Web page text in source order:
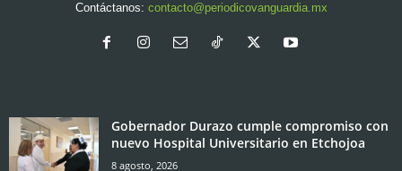
Contáctanos: contacto@periodicovanguardia.mx
Gobernador Durazo cumple compromiso con
nuevo Hospital Universitario en Etchojoa
8 agosto, 2026